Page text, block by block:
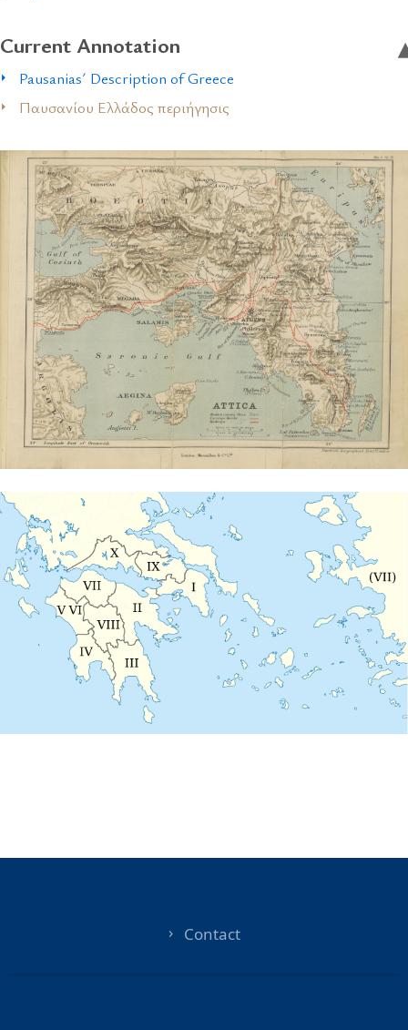
Current Annotation
Pausanias´ Description of Greece
Παυσανίου Ελλάδος περιήγησις
Contact